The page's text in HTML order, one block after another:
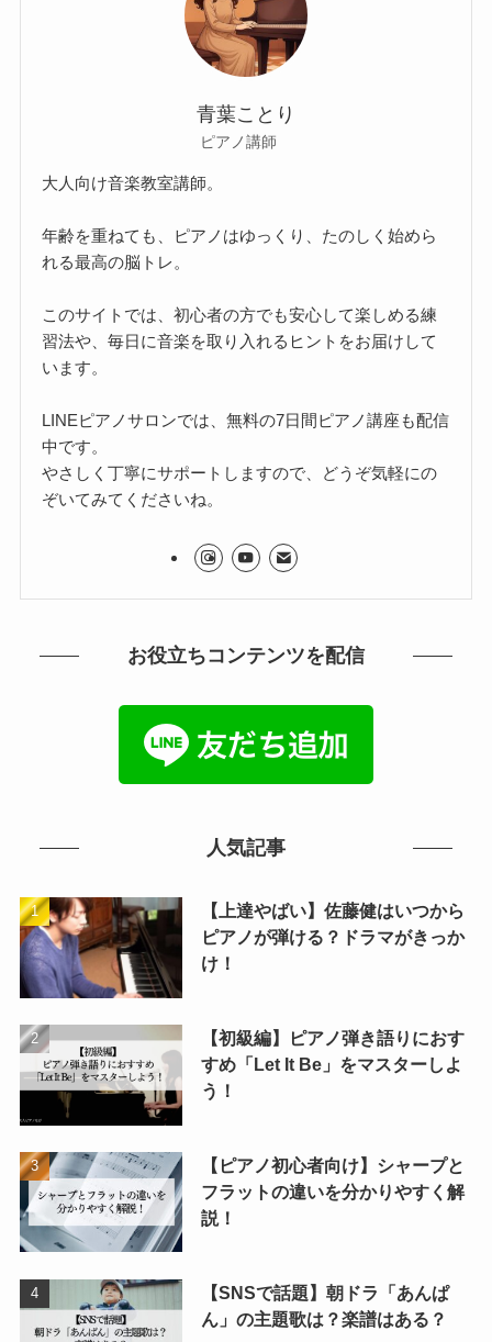
青葉ことり
ピアノ講師
大人向け音楽教室講師。
年齢を重ねても、ピアノはゆっくり、たのしく始めら
れる最高の脳トレ。
このサイトでは、初心者の方でも安心して楽しめる練
習法や、毎日に音楽を取り入れるヒントをお届けして
います。
LINEピアノサロンでは、無料の7日間ピアノ講座も配信
中です。
やさしく丁寧にサポートしますので、どうぞ気軽にの
ぞいてみてくださいね。
お役立ちコンテンツを配信
人気記事
【上達やばい】佐藤健はいつから
ピアノが弾ける？ドラマがきっか
け！
【初級編】ピアノ弾き語りにおす
すめ「Let It Be」をマスターしよ
う！
【ピアノ初心者向け】シャープと
フラットの違いを分かりやすく解
説！
【SNSで話題】朝ドラ「あんぱ
ん」の主題歌は？楽譜はある？